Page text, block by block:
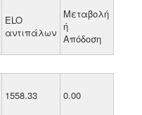
ELO
αντιπάλων
Μεταβολή
ή
Απόδοση
1558.33 0.00